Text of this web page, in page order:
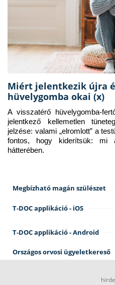
Miért jelentkezik újra
hüvelygomba okai (x)
A visszatérő hüvelygomba-
jelentkező kellemetlen
jelzése: valami „elromlott” a
fontos, hogy kiderítsük: mi
hátterében.
Megbízható magán szülészet
T-DOC applikáció - iOS
T-DOC applikáció - Android
Országos orvosi ügyeletkereső